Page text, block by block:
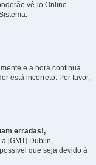
vê-lo Online.
e a hora continua
está incorreto. Por favor,
erradas!,
[GMT] Dublin,
que seja devido à